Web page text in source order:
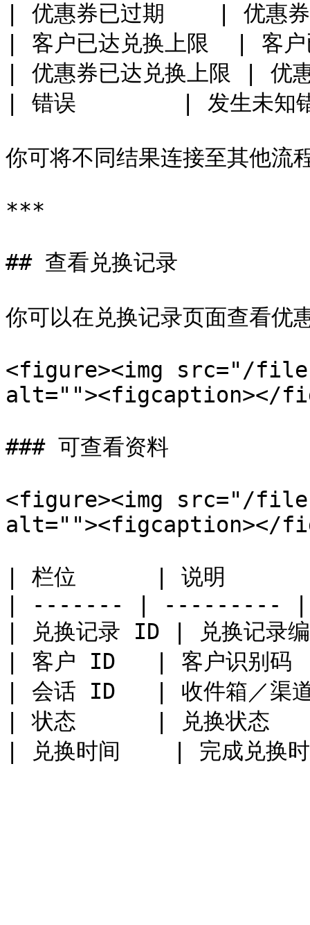
| 优惠券已过期    | 优惠
| 客户已达兑换上限  | 客户
| 优惠券已达兑换上限 | 优
| 错误        | 发生未
你可将不同结果连接至其他流
***
## 查看兑换记录
你可以在兑换记录页面查看优
<figure><img src="/
alt=""><figcaption></
### 可查看资料
<figure><img src="/files/
alt=""><figcaption></
| 栏位      | 说明
| ------- | --------- |
| 兑换记录 ID | 兑换记
| 客户 ID   | 客户识别
| 会话 ID   | 收件箱／渠
| 状态      | 兑换状态